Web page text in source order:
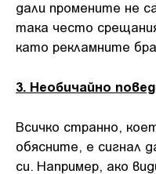
дали промените не
така често
като рекламните
3. Необичайно
Всичко странно,
обясните, е сигнал
си. Например, ако